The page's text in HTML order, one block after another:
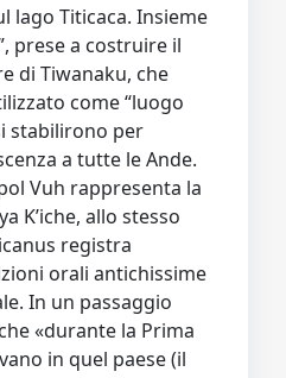
lago Titicaca. Insieme
prese a costruire il
di Tiwanaku, che
come “luogo
stabilirono per
a tutte le Ande.
Vuh rappresenta la
K’iche, allo stesso
registra
orali antichissime
In un passaggio
«durante la Prima
in quel paese (il